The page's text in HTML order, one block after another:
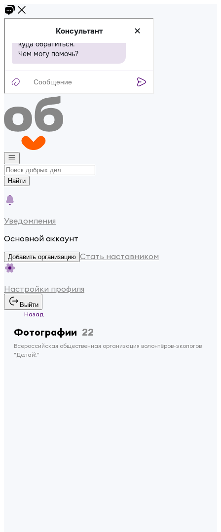
Найти
Уведомления
Основной аккаунт
Добавить организацию Стать наставником
Настройки профиля
Выйти
Назад
Фотографии 22
Всероссийская общественная организация волонтёров-экологов
"Делай!"